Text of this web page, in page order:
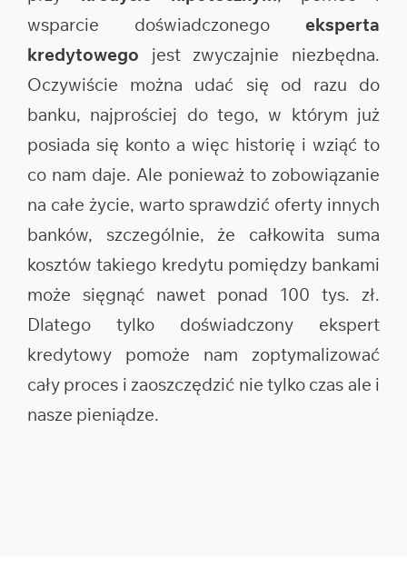
wsparcie doświadczonego eksperta
kredytowego jest zwyczajnie niezbędna.
Oczywiście można udać się od razu do
banku, najprościej do tego, w którym już
posiada się konto a więc historię i wziąć to
co nam daje. Ale ponieważ to zobowiązanie
na całe życie, warto sprawdzić oferty innych
banków, szczególnie, że całkowita suma
kosztów takiego kredytu pomiędzy bankami
może sięgnąć nawet ponad 100 tys. zł.
Dlatego tylko doświadczony ekspert
kredytowy pomoże nam zoptymalizować
cały proces i zaoszczędzić nie tylko czas ale i
nasze pieniądze.